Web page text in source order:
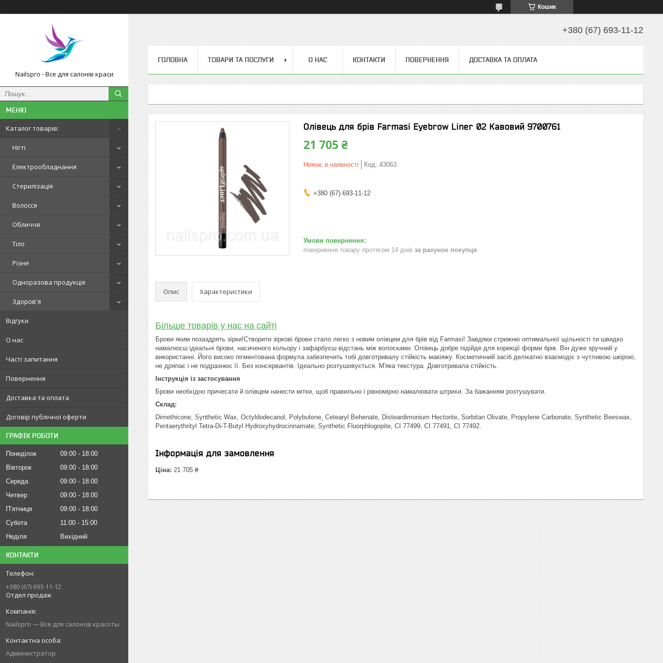
Кошик
Nailspro - Все для салонів краси
Каталог товарів:
Нігті
Електрообладнання
Стерилізація
Волосся
Обличчя
Тіло
Різне
Одноразова продукція
Здоров'я
Відгуки
О нас
Часті запитання
Повернення
Доставка та оплата
Договір публічної оферти
ГРАФІК РОБОТИ
Понеділок 09:00
18:00
Вівторок
09:00
18:00
Середа
09:00
18:00
Четвер
09:00
18:00
Пʼятниця
09:00
18:00
Субота
11:00
15:00
Неділя
Вихідний
КОНТАКТИ
+380 (67) 693-11-12
Отдел продаж
Nailspro — Все для салонов красоты
Администратор
+380 (67) 693-11-12
ГОЛОВНА ТОВАРИ ТА ПОСЛУГИ О НАС КОНТАКТИ ПОВЕРНЕННЯ ДОСТАВКА ТА ОПЛАТА
Олівець для брів Farmasi Eyebrow Liner 02 Кавовий 9700761
21 705 ₴
Немає в наявності Код: 43063
+380 (67) 693-11-12
повернення товару протягом 14 днів за рахунок покупця
Опис Характеристики
Більше товарів у нас на сайті
Брови яким позаздрять зірки!Створити зіркові брови стало легко з новим олівцем для брів від Farmasi! Завдяки стрижню оптимальної щільності ти швидко
намалюєш ідеальні брови, насиченого кольору і зафарбуєш відстань між волосками. Олівець добре підійде для корекції форми брів. Він дуже зручний у
використанні. Його високо пігментована формула забезпечить тобі довготривалу стійкість макіяжу. Косметичний засіб делікатно взаємодіє з чутливою шкірою,
не дряпає і не подразнює її. Без консервантів. Ідеально розтушовується. М'яка текстура. Довготривала стійкість.
Інструкція із застосування
Брови необхідно причесати й олівцем нанести мітки, щоб правильно і рівномірно намалювати штрихи. За бажанням розтушувати.
Склад:
Dimethicone, Synthetic Wax, Octyldodecanol, Polybutene¸ Cetearyl Behenate, Disteardimonium Hectorite, Sorbitan Olivate, Propylene Carbonate, Synthetic Beeswax,
Pentaerythrityl Tetra-Di-T-Butyl Hydroxyhydrocinnamate, Synthetic Fluorphlogopite, CI 77499, CI 77491, CI 77492.
Інформація для замовлення
Ціна: 21 705 ₴